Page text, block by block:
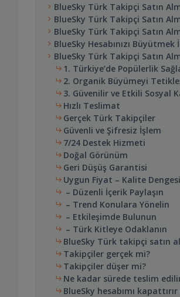
BlueSky Türk Takipçi Satın
BlueSky Türk Takipçi Satın
BlueSky Türk Takipçi Satın
BlueSky Hesabınızı Büyütmek
BlueSky Türk Takipçi Satın
1. Türkiye’de Popülerlik
2. Organik Büyümeyi
3. Güvenilir ve Etkili Sosyal
Hızlı Teslimat
Gerçek Türk Takipçiler
Güvenli ve Şifresiz İşlem
7/24 Destek Hizmeti
Doğal Görünüm
Geri Düşüş Garantisi
Uygun Fiyat – Kalite Dengesi
– Düzenli İçerik Paylaşın
– Trend Konulara Yönelin
– Etkileşimde Bulunun
– Türk Kitleye Odaklanın
BlueSky Türk takipçi satın
Takipçiler gerçek mi?
Takipçiler düşer mi?
Ne kadar sürede teslim
BlueSky hesabımı kapattırır